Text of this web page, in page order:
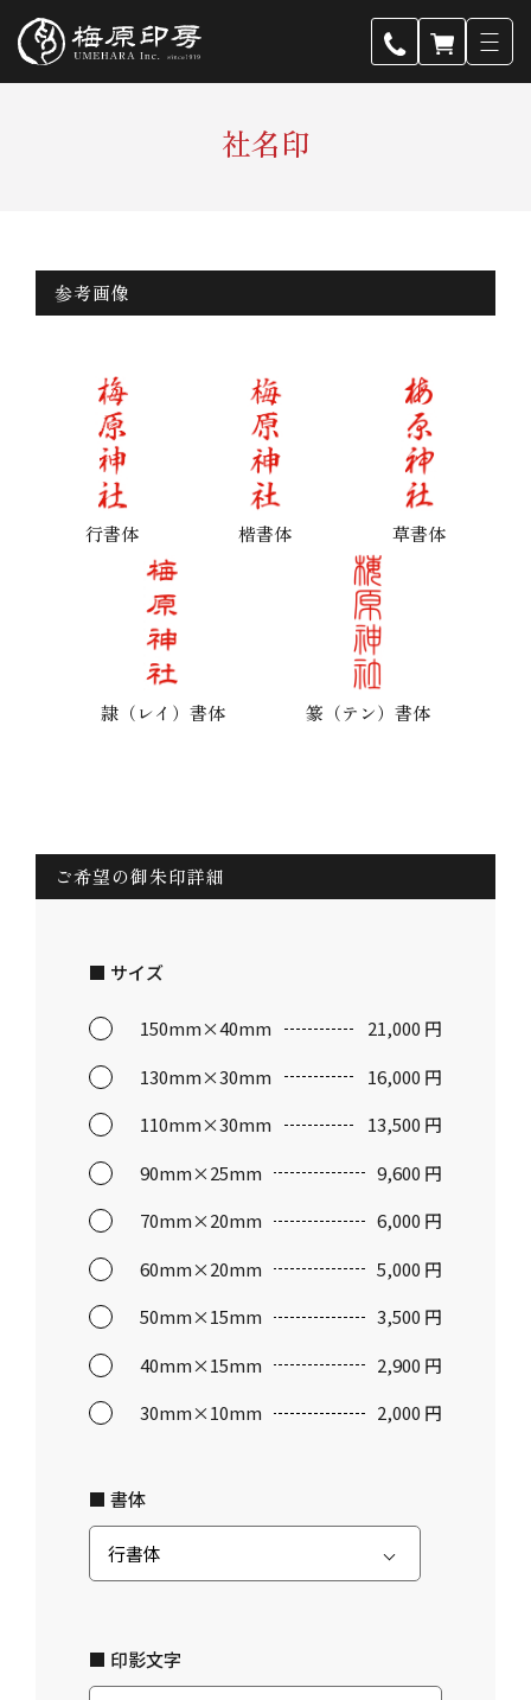
社名印
参考画像
行書体 楷書体 草書体
隷（レイ）書体 篆（テン）書体
ご希望の御朱印詳細
■ サイズ
150mm×40mm
21,000 円
130mm×30mm
16,000 円
110mm×30mm
13,500 円
90mm×25mm
9,600 円
70mm×20mm
6,000 円
60mm×20mm
5,000 円
50mm×15mm
3,500 円
40mm×15mm
2,900 円
30mm×10mm
2,000 円
■ 書体
■ 印影文字